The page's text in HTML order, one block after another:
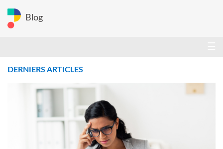
Blog
DERNIERS ARTICLES